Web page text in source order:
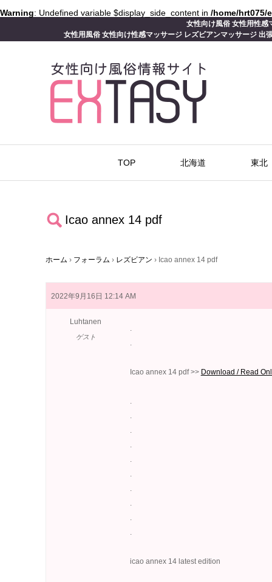
Warning: Undefined variable $display_side_content in /home/hrt075/
女性向け風俗 女性用性感
女性用風俗 女性向け性感マッサージ レズビアンマッサージ
TOP 北海道 東北
Icao annex 14 pdf
ホーム › フォーラム › レズビアン › Icao annex 14 pdf
2022年9月16日 12:14 AM
Luhtanen
ゲスト
.
.
Icao annex 14 pdf >> Download / Read
.
.
.
.
.
.
.
.
.
.
icao annex 14 latest edition